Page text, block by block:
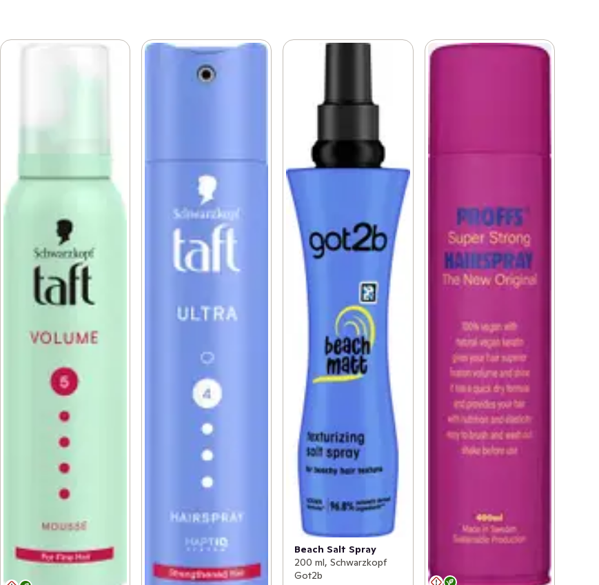
Beach Salt Spray
200 ml, Schwarzkopf
Got2b